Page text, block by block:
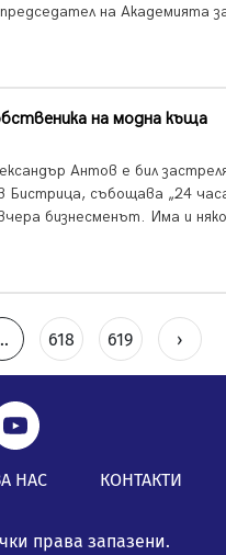
на Академията
на модна къща
Антов е бил
събощава „24
бизнесменът. Има и
618 619 ›
НАС КОНТАКТИ
права запазени.